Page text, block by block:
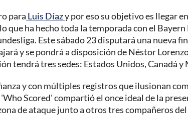
para Luis Díazy por eso su objetivo es llegar
que ha hecho toda la temporada con el
Este sábado 23 disputará una nueva
y se pondrá a disposición de Néstor
tendrá tres sedes: Estados Unidos, Canadá y
y con múltiples registros que ilusionan
Scored' compartió el once ideal de la
de ataque junto a otros tres compañeros